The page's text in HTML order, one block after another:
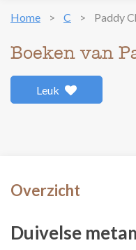
Home C Paddy
Boeken van
Leuk
Overzicht
Duivelse